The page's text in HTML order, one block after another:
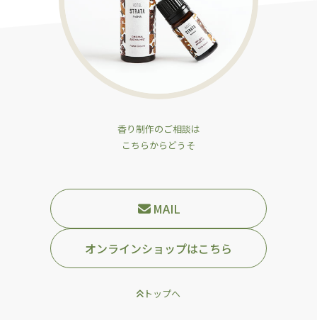
香り制作のご相談は
こちらからどうそ
MAIL
オンラインショップはこちら
トップへ